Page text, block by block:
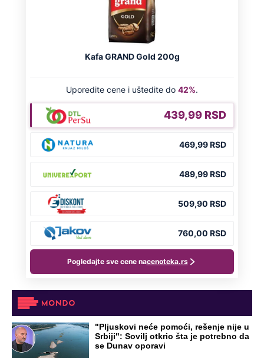
"Pljuskovi neće pomoći, rešenje nije u
Srbiji": Sovilj otkrio šta je potrebno da
se Dunav oporavi
do toaleta na hrvatskoj granici, muž je
Ovako je došlo do ubistva ugledne
doktorke na Novom Beogradu: Došla
Preporučeno